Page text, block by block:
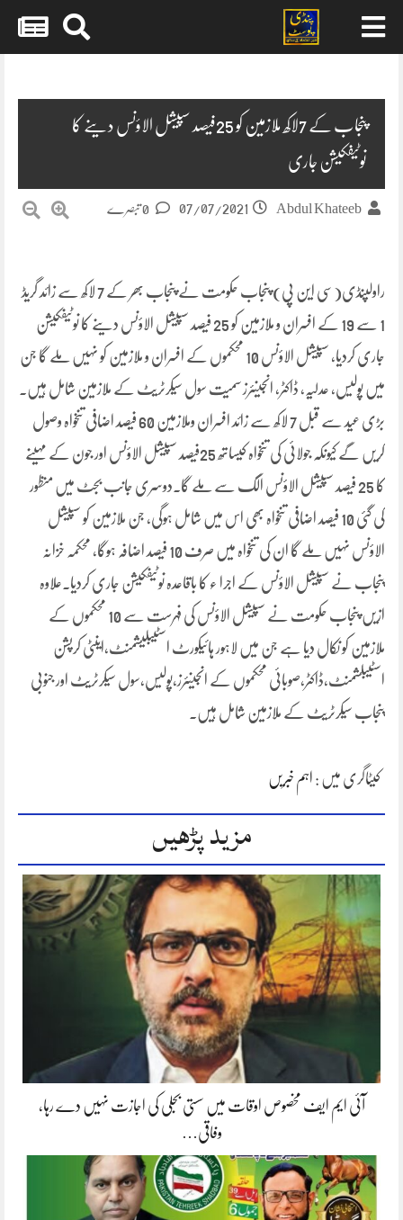
پنجاب کے 7لاکھ ملازمین کو 25فیصد سپیشل الاؤنس دینے کا
نوٹیفکیشن جاری
Abdul Khateeb
07/07/2021
راولپنڈی(سی این پی) پنجاب حکومت نے پنجاب بھر کے 7 لاکھ سے زائد گریڈ
1 سے 19 کے افسران و ملازمین کو 25 فیصد سپیشل الاؤنس دینے کا نوٹیفکیشن
جاری کردیا، سپیشل الاؤنس 10 محکموں کے افسران و ملازمین کو نہیں ملے گا جن
میں پولیس، عدلیہ، ڈاکٹر، انجینئرز سمیت سول سیکرٹریٹ کے ملازمین شامل ہیں۔
بڑی عید سے قبل 7 لاکھ سے زائد افسران وملازمین 60 فیصد اضافی تنخواہ وصول
کریں گے کیونکہ جولائی کی تنخواہ کیساتھ 25فیصد سپیشل الاؤنس اور جون کے مہینے
کا 25 فیصد سپیشل الاؤنس الگ سے ملے گا۔دوسری جانب بجٹ میں منظور
کی گئی 10 فیصد اضافی تنخواہ بھی اس میں شامل ہوگی، جن ملازمین کو سپیشل
الاؤنس نہیں ملے گا ان کی تنخواہ میں صرف 10 فیصد اضافہ ہوگا، محکمہ خزانہ
پنجاب نے سپیشل الاؤنس کے اجرا ء کا باقاعدہ نوٹیفکیشن جاری کردیا۔علاوہ
ازیں پنجاب حکومت نے سپیشل الاؤنس کی فہرست سے 10 محکموں کے
ملازمین کو نکال دیا ہے جن میں لاہور ہائیکورٹ اسٹیبلیشمنٹ،اینٹی کرپشن
اسٹیبلشمنٹ،ڈاکٹر،صوبائی محکموں کے انجینئرز،پولیس،سول سیکرٹریٹ اور جنوبی
پنجاب سیکرٹریٹ کے ملازمین شامل ہیں۔
کیٹاگری میں : اہم خبریں
مزید پڑھیں
آئی ایم ایف مخصوص اوقات میں سستی بجلی کی اجازت نہیں دے رہا،
وفاقی…